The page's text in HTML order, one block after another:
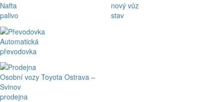
Nafta
palivo
Automatická
převodovka
Osobní vozy Toyota Ostrava –
Svinov
prodejna
nový vůz
stav